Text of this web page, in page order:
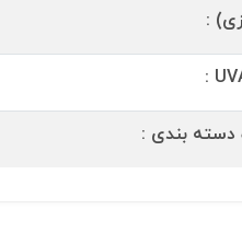
دسته بندی :